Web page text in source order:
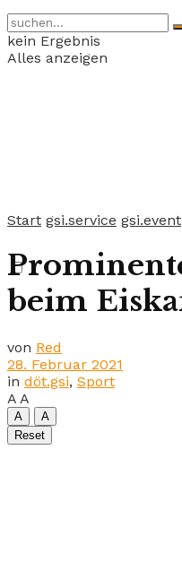
kein Ergebnis
Alles anzeigen
Start gsi.service gsi.event
beim
von Red
28. Februar 2021
in döt.gsi, Sport
A A
A
A
Reset